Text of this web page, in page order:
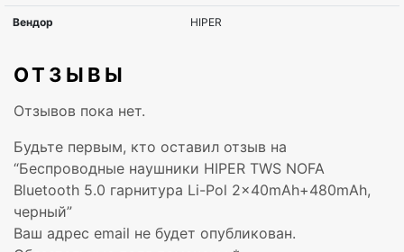
ОТЗЫВЫ
Отзывов пока нет.
Будьте первым, кто оставил отзыв на
“Беспроводные наушники HIPER TWS NOFA
Bluetooth 5.0 гарнитура Li-Pol 2x40mAh+480mAh,
черный”
Ваш адрес email не будет опубликован.